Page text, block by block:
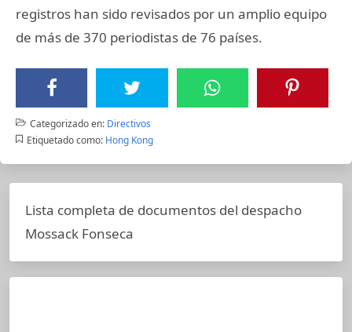
registros han sido revisados por un amplio equipo
de más de 370 periodistas de 76 países.
Categorizado en: Directivos
Etiquetado como: Hong Kong
Lista completa de documentos del despacho
Mossack Fonseca